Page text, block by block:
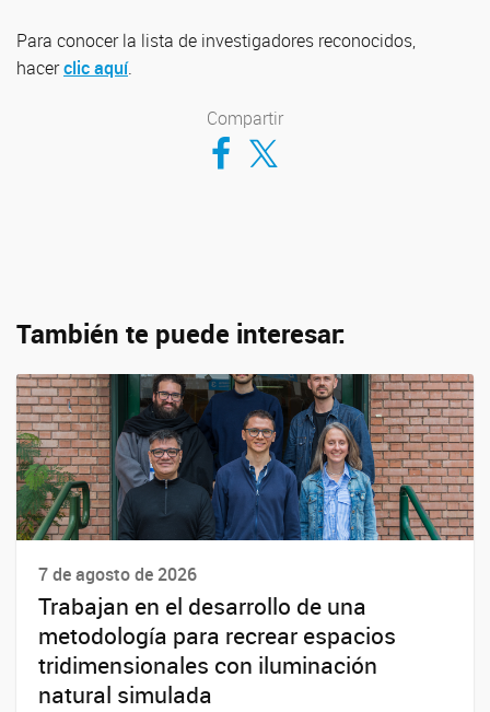
Para conocer la lista de investigadores reconocidos,
hacerclic aquí.
Compartir
Compartir en Facebook
Compartir en Twitter
También te puede interesar:
7 de agosto de 2026
Trabajan en el desarrollo de una
metodología para recrear espacios
tridimensionales con iluminación
natural simulada